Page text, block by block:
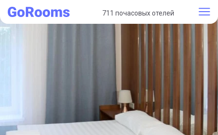
711 почасовых отелей